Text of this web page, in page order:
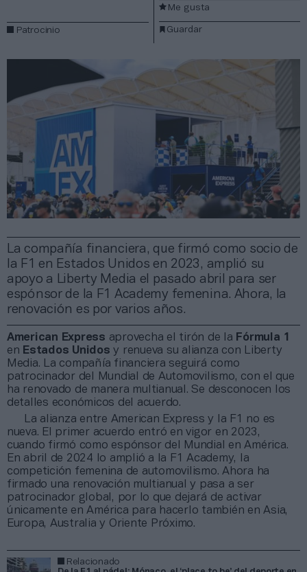
La compañía financiera, que firmó como socio de
la F1 en Estados Unidos en 2023, amplió su
apoyo a Liberty Media el pasado abril para ser
espónsor de la F1 Academy femenina. Ahora, la
renovación es por varios años.
Patrocinio Guardar
Me gusta
American Express aprovecha el tirón de la Fórmula 1
en Estados Unidos y renueva su alianza con Liberty
Media. La compañía financiera seguirá como
patrocinador del Mundial de Automovilismo, con el que
ha renovado de manera multianual. Se desconocen los
detalles económicos del acuerdo.
La alianza entre American Express y la F1 no es
nueva. El primer acuerdo entró en vigor en 2023,
cuando firmó como espónsor del Mundial en América.
En abril de 2024 lo amplió a la F1 Academy, la
competición femenina de automovilismo. Ahora ha
firmado una renovación multianual y pasa a ser
patrocinador global, por lo que dejará de activar
únicamente en América para hacerlo también en Asia,
Europa, Australia y Oriente Próximo.
Relacionado